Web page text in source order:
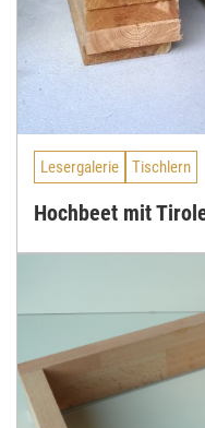
Lesergalerie Tischlern
Hochbeet mit